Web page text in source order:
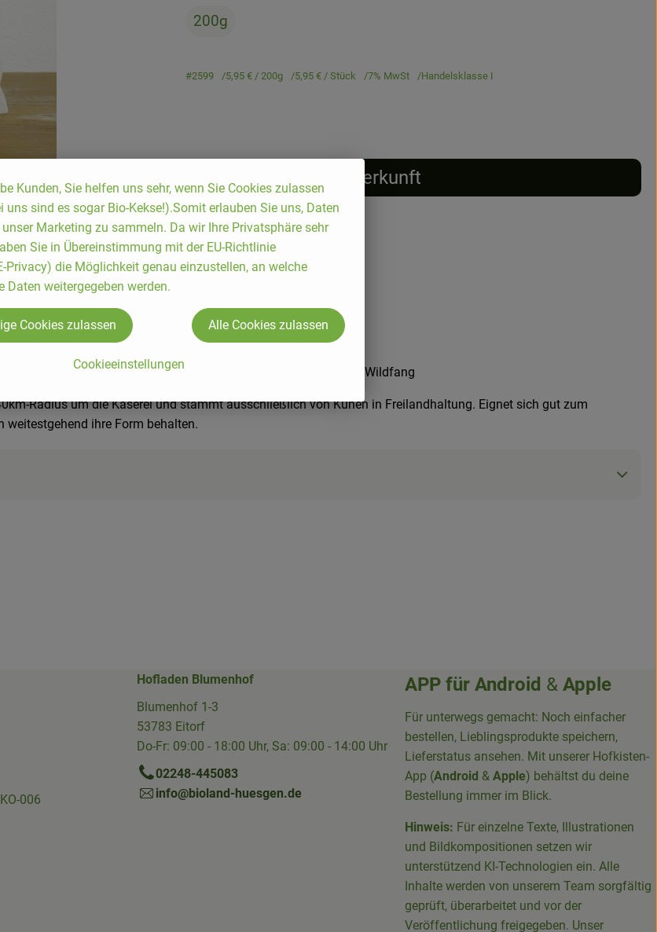
200g
#2599 5,95 € / 200g 5,95 € / Stück 7% MwSt Handelsklasse I
Herkunft
gefärbt mit Natur-Annatto.
Anbau, *** = aus anerkannt ökologischer Aquakultur, **** = aus Wildfang
Radius um die Käserei und stammt ausschließlich von Kühen in Freilandhaltung. Eignet sich gut zum
weitestgehend ihre Form behalten.
006
www.instagram.com/die.hofkiste/
zu https://www.facebook.com/p/Die-Hofkiste-Rhein-Sieg-Kreis-100094715007395/
Hofladen Blumenhof
Blumenhof 1-3
53783 Eitorf
Do-Fr: 09:00 - 18:00 Uhr, Sa: 09:00 - 14:00 Uhr
02248-445083
info@bioland-huesgen.de
APP für Android & Apple
Für unterwegs gemacht: Noch einfacher
bestellen, Lieblingsprodukte speichern,
Lieferstatus ansehen. Mit unserer Hofkisten-
App (Android & Apple) behältst du deine
Bestellung immer im Blick.
Hinweis: Für einzelne Texte, Illustrationen
und Bildkompositionen setzen wir
unterstützend KI-Technologien ein. Alle
Inhalte werden von unserem Team sorgfältig
geprüft, überarbeitet und vor der
Veröffentlichung freigegeben. Unser
Kunden, Sie helfen uns sehr, wenn Sie Cookies zulassen
uns sind es sogar Bio-Kekse!).Somit erlauben Sie uns, Daten
Marketing zu sammeln. Da wir Ihre Privatsphäre sehr
Sie in Übereinstimmung mit der EU-Richtlinie
Privacy) die Möglichkeit genau einzustellen, an welche
Daten weitergegeben werden.
Cookieeinstellungen
Cookies zulassen Alle Cookies zulassen